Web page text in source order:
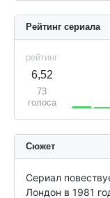
Рейтинг сериала
рейтинг
6,52
73
голоса
Сюжет
Сериал
Лондон в 1981